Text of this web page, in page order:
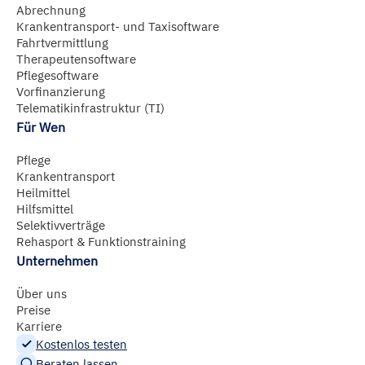
hierabrufbar.
Abrechnung
Krankentransport- und Taxisoftware
Fahrtvermittlung
Therapeutensoftware
Pflegesoftware
Vorfinanzierung
Telematikinfrastruktur (TI)
Für Wen
Pflege
Krankentransport
Heilmittel
Hilfsmittel
Selektivverträge
Rehasport & Funktionstraining
Unternehmen
Über uns
Preise
Karriere
Kostenlos testen